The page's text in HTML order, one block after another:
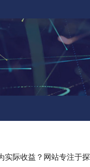
际收益？网站专注于